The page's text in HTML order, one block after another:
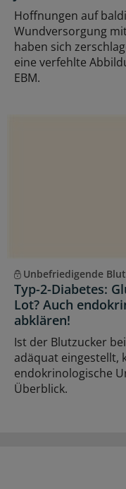
Hoffnungen auf
Wundversorgung
haben sich
eine verfehlte
EBM.
Unbefriedigende
Typ-2-Diabetes:
Lot? Auch
abklären!
Ist der Blutzucker
adäquat eingestellt,
endokrinologische
Überblick.